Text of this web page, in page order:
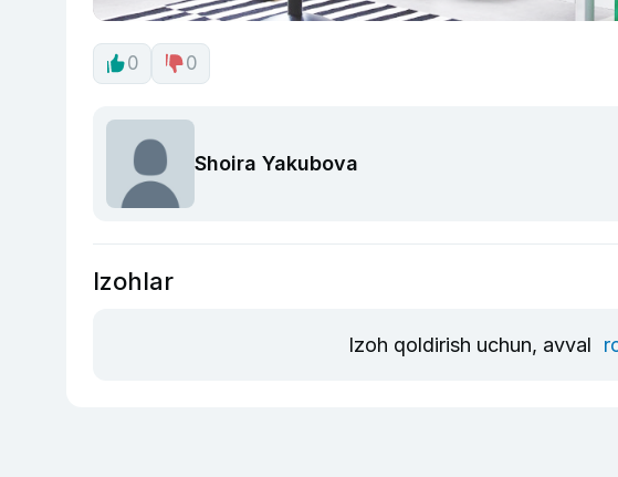
0 0
Shoira Yakubova
Izohlar
Izoh qoldirish uchun, avval